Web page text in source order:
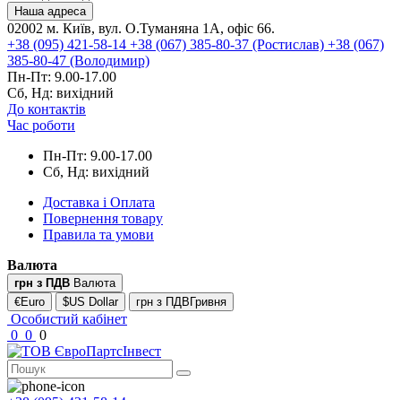
Наша адреса
02002 м. Київ, вул. О.Туманяна 1А, офіс 66.
+38 (095) 421-58-14 +38 (067) 385-80-37 (Ростислав) +38 (067)
385-80-47 (Володимир)
Пн-Пт: 9.00-17.00
Сб, Нд: вихідний
До контактів
Час роботи
Пн-Пт: 9.00-17.00
Сб, Нд: вихідний
Доставка і Оплата
Повернення товару
Правила та умови
Валюта
грн з ПДВ Валюта
€Euro
$US Dollar грн з ПДВГривня
Особистий кабінет
0 0 0